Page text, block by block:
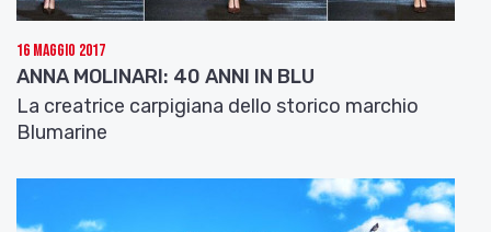
16 Maggio 2017
ANNA MOLINARI: 40 ANNI IN BLU
La creatrice carpigiana dello storico marchio
Blumarine